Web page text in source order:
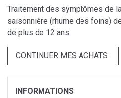
Traitement des symptômes de
saisonnière (rhume des foins)
de plus de 12 ans.
CONTINUER MES ACHATS
INFORMATIONS